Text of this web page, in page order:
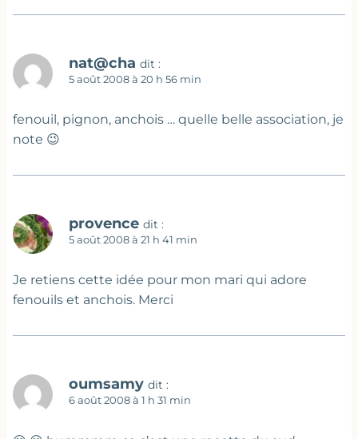
nat@cha dit :
5 août 2008 à 20 h 56 min
fenouil, pignon, anchois … quelle belle association, je
note 😉
provence dit :
5 août 2008 à 21 h 41 min
Je retiens cette idée pour mon mari qui adore
fenouils et anchois. Merci
oumsamy dit :
6 août 2008 à 1 h 31 min